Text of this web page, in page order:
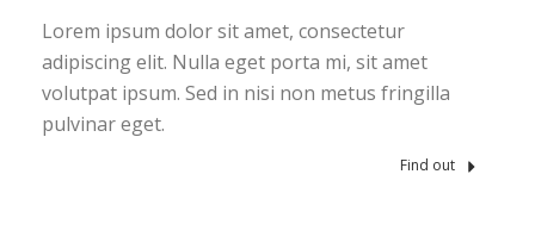
Lorem ipsum dolor sit amet, consectetur
adipiscing elit. Nulla eget porta mi, sit amet
volutpat ipsum. Sed in nisi non metus fringilla
pulvinar eget.
Find out